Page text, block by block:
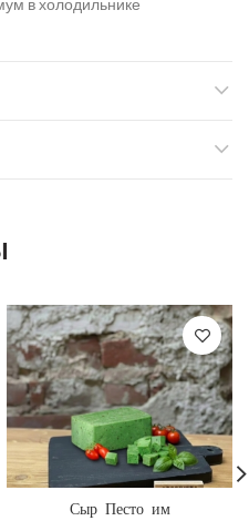
в холодильнике
Сыр Песто им